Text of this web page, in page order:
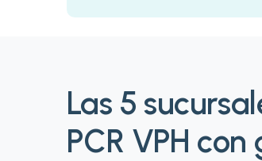
Las 5
PCR VPH